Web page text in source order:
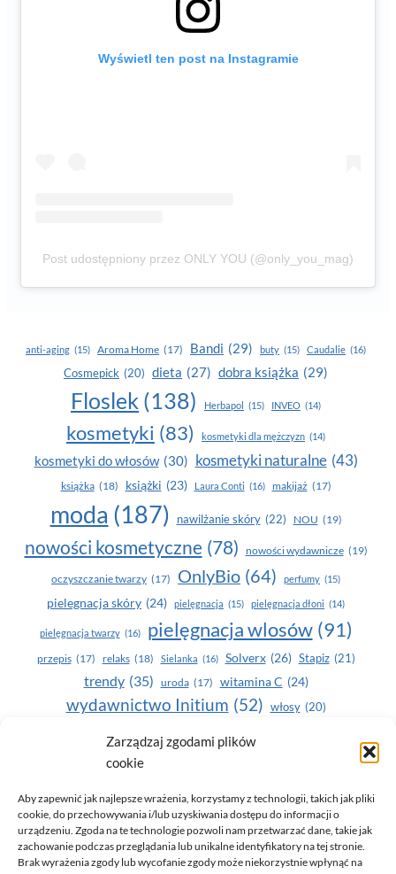
Zarządzaj zgodami plików
cookie
Aby zapewnić jak najlepsze wrażenia, korzystamy z technologii, takich jak pliki
cookie, do przechowywania i/lub uzyskiwania dostępu do informacji o
urządzeniu. Zgoda na te technologie pozwoli nam przetwarzać dane, takie jak
zachowanie podczas przeglądania lub unikalne identyfikatory na tej stronie.
Brak wyrażenia zgody lub wycofanie zgody może niekorzystnie wpłynąć na
Wyświetl ten post na Instagramie
Post udostępniony przez ONLY YOU (@only_you_mag)
anti-aging (15) Aroma Home (17) Bandi (29) buty (15) Caudalie (16)
Cosmepick (20) dieta (27) dobra książka (29)
Floslek (138) Herbapol (15) INVEO (14)
kosmetyki (83) kosmetyki dla mężczyzn (14)
kosmetyki do włosów (30) kosmetyki naturalne (43)
książka (18) książki (23) Laura Conti (16) makijaż (17)
moda (187) nawilżanie skóry (22) NOU (19)
nowości kosmetyczne (78) nowości wydawnicze (19)
oczyszczanie twarzy (17) OnlyBio (64) perfumy (15)
pielegnacja skóry (24) pielęgnacja (15) pielęgnacja dłoni (14)
pielęgnacja twarzy (16) pielęgnacja wlosów (91)
przepis (17) relaks (18) Sielanka (16) Solverx (26) Stapiz (21)
trendy (35) uroda (17) witamina C (24)
wydawnictwo Initium (52) włosy (20)
Yasumi(164) zdrowe zęby
zdrowie